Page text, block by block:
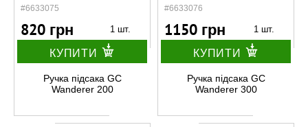
#6633075
820 грн 1 шт.
КУПИТИ
Ручка підсака GC
Wanderer 200
#6633076
1150 грн 1 шт.
КУПИТИ
Ручка підсака GC
Wanderer 300